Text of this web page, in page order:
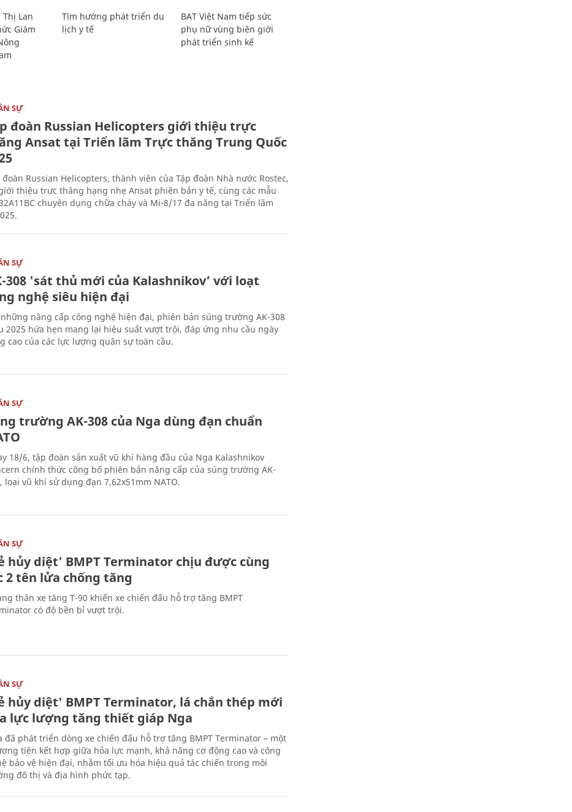
Thị Lan
Giám
Tìm hướng phát triển du
lịch y tế
BAT Việt Nam tiếp sức
phụ nữ vùng biên giới
phát triển sinh kế
SỰ
đoàn Russian Helicopters giới thiệu trực
Ansat tại Triển lãm Trực thăng Trung Quốc
đoàn Russian Helicopters, thành viên của Tập đoàn Nhà nước Rostec,
thiệu trực thăng hạng nhẹ Ansat phiên bản y tế, cùng các mẫu
chuyên dụng chữa cháy và Mi-8/17 đa năng tại Triển lãm
SỰ
308 'sát thủ mới của Kalashnikov’ với loạt
nghệ siêu hiện đại
nâng cấp công nghệ hiện đại, phiên bản súng trường AK-308
2025 hứa hẹn mang lại hiệu suất vượt trội, đáp ứng nhu cầu ngày
cao của các lực lượng quân sự toàn cầu.
SỰ
trường AK-308 của Nga dùng đạn chuẩn
18/6, tập đoàn sản xuất vũ khí hàng đầu của Nga Kalashnikov
chính thức công bố phiên bản nâng cấp của súng trường AK-
loại vũ khí sử dụng đạn 7,62x51mm NATO.
SỰ
hủy diệt' BMPT Terminator chịu được cùng
2 tên lửa chống tăng
thân xe tăng T-90 khiến xe chiến đấu hỗ trợ tăng BMPT
có độ bền bỉ vượt trội.
SỰ
hủy diệt' BMPT Terminator, lá chắn thép mới
lực lượng tăng thiết giáp Nga
đã phát triển dòng xe chiến đấu hỗ trợ tăng BMPT Terminator – một
tiện kết hợp giữa hỏa lực mạnh, khả năng cơ động cao và công
bảo vệ hiện đại, nhằm tối ưu hóa hiệu quả tác chiến trong môi
đô thị và địa hình phức tạp.